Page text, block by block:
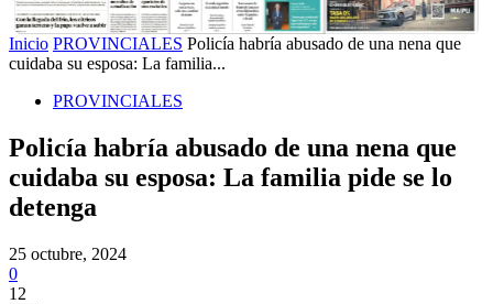
Inicio PROVINCIALES Policía habría abusado de una nena que
cuidaba su esposa: La familia...
PROVINCIALES
Policía habría abusado de una nena que
cuidaba su esposa: La familia pide se lo
detenga
25 octubre, 2024
0
12